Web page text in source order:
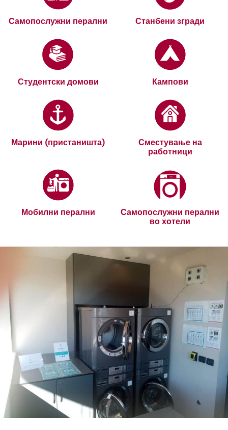
Самопослужни перални Станбени згради
Студентски домови Кампови
Марини (пристаништа)
Сместување на
работници
Мобилни перални
Самопослужни перални
во хотели